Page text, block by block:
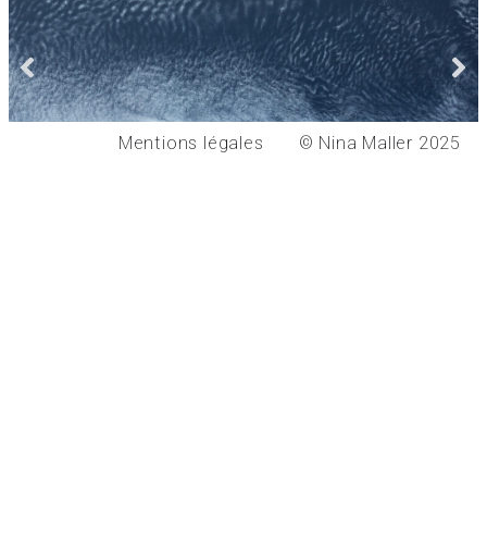
Mentions légales © Nina Maller 2025